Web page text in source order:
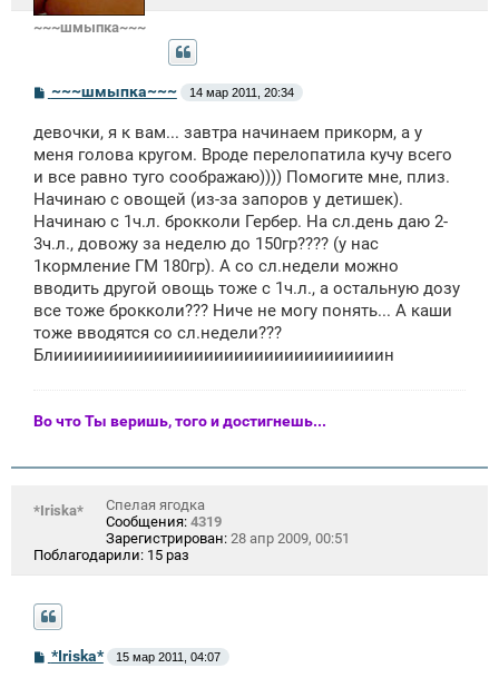
~~~шмыпка~~~
С
б
щ
н
и
~~~шмыпка~~~ 14 мар 2011, 20:34
девочки, я к вам... завтра начинаем прикорм, а у
меня голова кругом. Вроде перелопатила кучу всего
и все равно туго соображаю)))) Помогите мне, плиз.
Начинаю с овощей (из-за запоров у детишек).
Начинаю с 1ч.л. брокколи Гербер. На сл.день даю 2-
3ч.л., довожу за неделю до 150гр???? (у нас
1кормление ГМ 180гр). А со сл.недели можно
вводить другой овощь тоже с 1ч.л., а остальную дозу
все тоже брокколи??? Ниче не могу понять... А каши
тоже вводятся со сл.недели???
Блииииииииииииииииииииииииииииииииин
Во что Ты веришь, того и достигнешь...
*Iriska*
Спелая ягодка
Сообщения: 4319
Зарегистрирован: 28 апр 2009, 00:51
Поблагодарили: 15 раз
С
о
*Iriska* 15 мар 2011, 04:07